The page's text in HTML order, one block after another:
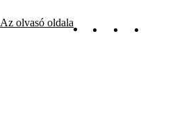
Az olvasó oldala